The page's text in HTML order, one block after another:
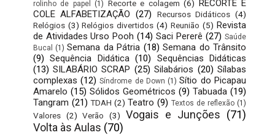
rolinho de papel
(1) Recorte e colagem (6) RECORTE E
COLE ALFABETIZAÇÃO (27) Recursos Didáticos (4)
Relógios (3) Relógios divertidos (4) Reunião (5) Revista
de Atividades Urso Pooh (14) Saci Pererê (27) Saúde
Bucal
(1) Semana da Pátria (18) Semana do Trânsito
(9) Sequência Didática (10)
Sequências Didáticas
(13) SILABÁRIO SCRAP (25) Silabários (20) Sílabas
complexas (12) Síndrome de Down (1) Sítio do Picapau
Amarelo (15) Sólidos Geométricos (9) Tabuada (19)
Tangram (21) TDAH (2) Teatro (9) Textos de reflexão (1)
Valores (2) Verão (3) Vogais e Junções (71)
Volta às Aulas (70)